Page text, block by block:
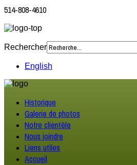
514-808-4610
Rechercher
English
Historique
Galerie de photos
Notre clientèle
Nous joindre
Liens utiles
Accueil